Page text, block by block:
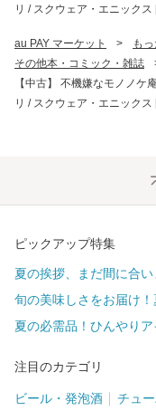
リ / スクウェア・エニックス
au PAY マーケット > も
その他本・コミック・雑誌
【中古】 不機嫌なモノノケ
リ / スクウェア・エニックス
ピックアップ特集
夏の挨拶、まだ間に合い
旬の美味しさをお届け
夏の必需品！ひんやりア
注目のカテゴリ
ビール・発泡酒 チュ